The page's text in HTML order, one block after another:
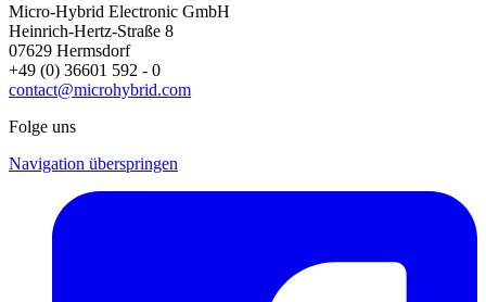
Micro-Hybrid Electronic GmbH
Heinrich-Hertz-Straße 8
07629 Hermsdorf
+49 (0) 36601 592 - 0
contact@microhybrid.com
Folge uns
Navigation überspringen